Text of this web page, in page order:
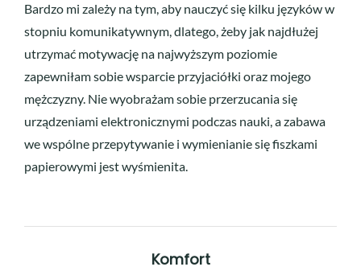
Bardzo mi zależy na tym, aby nauczyć się kilku języków w
stopniu komunikatywnym, dlatego, żeby jak najdłużej
utrzymać motywację na najwyższym poziomie
zapewniłam sobie wsparcie przyjaciółki oraz mojego
mężczyzny. Nie wyobrażam sobie przerzucania się
urządzeniami elektronicznymi podczas nauki, a zabawa
we wspólne przepytywanie i wymienianie się fiszkami
papierowymi jest wyśmienita.
Komfort